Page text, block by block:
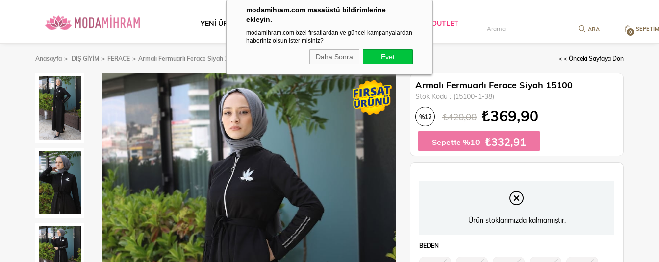
modamihram.com masaüstü bildirimlerine
ekleyin.
modamihram.com özel fırsatlardan ve güncel kampanyalardan
haberiniz olsun ister misiniz?
Daha Sonra Evet
SEPETIM
0
YENİ ÜRÜNLER DIŞ GİYİM OUTLET
Anasayfa DIŞ GİYİM FERACE Armalı Fermuarlı Ferace Siyah 15100 < < Önceki Sayfaya Dön
Armalı Fermuarlı Ferace Siyah 15100
Stok Kodu (15100-1-38)
%12 ₺420,00 ₺369,90
Sepette %10 ₺332,91
Ürün stoklarımızda kalmamıştır.
BEDEN